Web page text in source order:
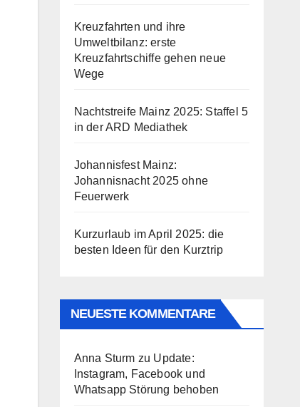
Kreuzfahrten und ihre
Umweltbilanz: erste
Kreuzfahrtschiffe gehen neue
Wege
Nachtstreife Mainz 2025: Staffel 5
in der ARD Mediathek
Johannisfest Mainz:
Johannisnacht 2025 ohne
Feuerwerk
Kurzurlaub im April 2025: die
besten Ideen für den Kurztrip
NEUESTE KOMMENTARE
Anna Sturm zu Update:
Instagram, Facebook und
Whatsapp Störung behoben